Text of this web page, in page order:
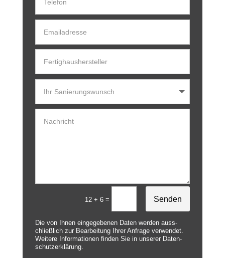
12 + 6 = Senden
Die von Ihnen eingegebe­nen Dat­en wer­den auss­
chließlich zur Bear­beitung Ihrer Anfrage ver­wen­det.
Weit­ere Infor­ma­tio­nen find­en Sie in unser­er Daten­
schutzerk­lärung.